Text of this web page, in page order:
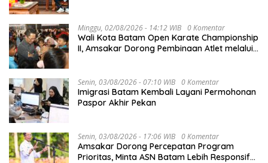
Minggu, 02/08/2026 - 14:12 WIB 0 Komentar
Wali Kota Batam Open Karate Championship
II, Amsakar Dorong Pembinaan Atlet melalui
Senin, 03/08/2026 - 07:10 WIB 0 Komentar
Imigrasi Batam Kembali Layani Permohonan
Paspor Akhir Pekan
Senin, 03/08/2026 - 17:06 WIB 0 Komentar
Amsakar Dorong Percepatan Program
Prioritas, Minta ASN Batam Lebih Responsif